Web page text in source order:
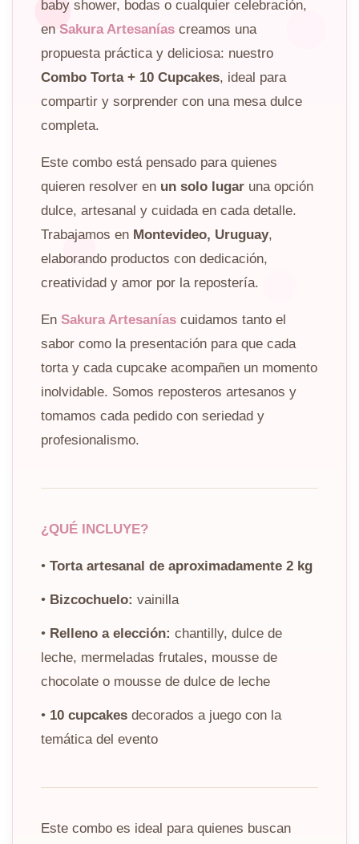
baby shower, bodas o cualquier celebración,
en Sakura Artesanías creamos una
propuesta práctica y deliciosa: nuestro
Combo Torta + 10 Cupcakes, ideal para
compartir y sorprender con una mesa dulce
completa.
Este combo está pensado para quienes
quieren resolver en un solo lugar una opción
dulce, artesanal y cuidada en cada detalle.
Trabajamos en Montevideo, Uruguay,
elaborando productos con dedicación,
creatividad y amor por la repostería.
En Sakura Artesanías cuidamos tanto el
sabor como la presentación para que cada
torta y cada cupcake acompañen un momento
inolvidable. Somos reposteros artesanos y
tomamos cada pedido con seriedad y
profesionalismo.
¿QUÉ INCLUYE?
• Torta artesanal de aproximadamente 2 kg
• Bizcochuelo: vainilla
• Relleno a elección: chantilly, dulce de
leche, mermeladas frutales, mousse de
chocolate o mousse de dulce de leche
• 10 cupcakes decorados a juego con la
temática del evento
Este combo es ideal para quienes buscan